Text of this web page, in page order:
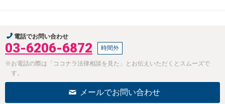
電話でお問い合わせ
03-6206-6872 時間外
※お電話の際は「ココナラ法律相談を見た」とお伝えいただくとスムーズで
す。
メールでお問い合わせ